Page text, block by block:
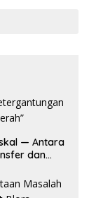
— Antara
dan